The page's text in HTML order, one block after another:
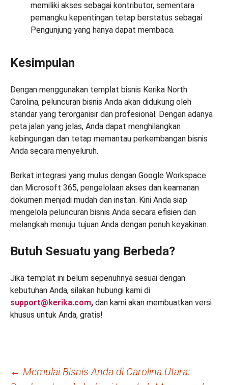
memiliki akses sebagai kontributor, sementara
pemangku kepentingan tetap berstatus sebagai
Pengunjung yang hanya dapat membaca.
Kesimpulan
Dengan menggunakan templat bisnis Kerika North
Carolina, peluncuran bisnis Anda akan didukung oleh
standar yang terorganisir dan profesional. Dengan adanya
peta jalan yang jelas, Anda dapat menghilangkan
kebingungan dan tetap memantau perkembangan bisnis
Anda secara menyeluruh.
Berkat integrasi yang mulus dengan Google Workspace
dan Microsoft 365, pengelolaan akses dan keamanan
dokumen menjadi mudah dan instan. Kini Anda siap
mengelola peluncuran bisnis Anda secara efisien dan
melangkah menuju tujuan Anda dengan penuh keyakinan.
Butuh Sesuatu yang Berbeda?
Jika templat ini belum sepenuhnya sesuai dengan
kebutuhan Anda, silakan hubungi kami di
support@kerika.com, dan kami akan membuatkan versi
khusus untuk Anda, gratis!
Navigasi
← Memulai Bisnis Anda di Carolina Utara: